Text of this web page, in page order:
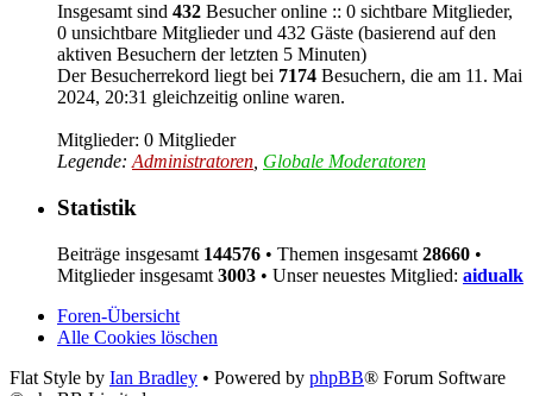
Insgesamt sind 432 Besucher online :: 0 sichtbare Mitglieder,
0 unsichtbare Mitglieder und 432 Gäste (basierend auf den
aktiven Besuchern der letzten 5 Minuten)
Der Besucherrekord liegt bei 7174 Besuchern, die am 11. Mai
2024, 20:31 gleichzeitig online waren.
Mitglieder: 0 Mitglieder
Legende: Administratoren Globale Moderatoren
Statistik
Beiträge insgesamt 144576 • Themen insgesamt 28660 •
Mitglieder insgesamt 3003 • Unser neuestes Mitglied: aidualk
Foren-Übersicht
Alle Cookies löschen
Flat Style by Ian Bradley • Powered by phpBB® Forum Software